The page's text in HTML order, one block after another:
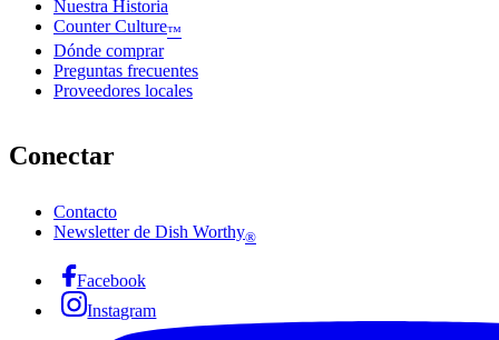
Nuestra Historia
Counter Culture™
Dónde comprar
Preguntas frecuentes
Proveedores locales
Conectar
Contacto
Newsletter de Dish Worthy®
Facebook
Instagram